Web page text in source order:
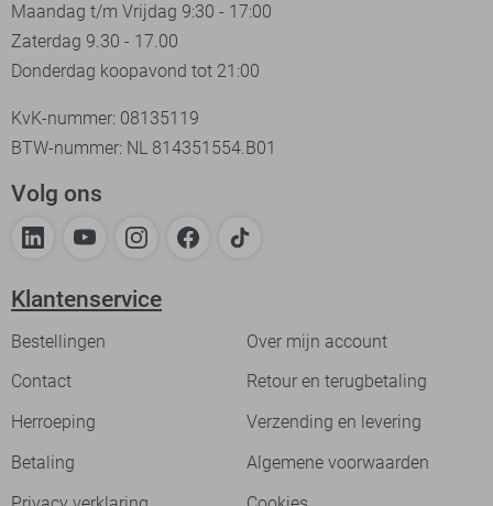
Maandag t/m Vrijdag 9:30 - 17:00
Zaterdag 9.30 - 17.00
Donderdag koopavond tot 21:00
KvK-nummer: 08135119
BTW-nummer: NL 814351554.B01
Volg ons
Klantenservice
Bestellingen
Over mijn account
Contact
Retour en terugbetaling
Herroeping
Verzending en levering
Betaling
Algemene voorwaarden